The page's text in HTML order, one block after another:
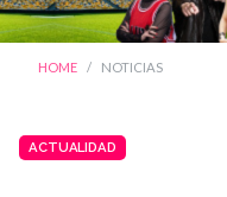
HOME NOTICIAS
ACTUALIDAD